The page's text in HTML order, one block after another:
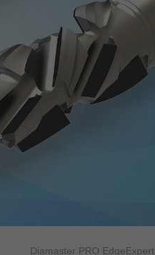
Diamaster PRO EdgeExpert